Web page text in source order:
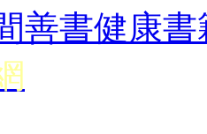
善書健康書